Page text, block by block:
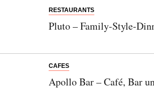
RESTAURANTS
Pluto – Family-Style-
CAFES
Apollo Bar – Café, Bar